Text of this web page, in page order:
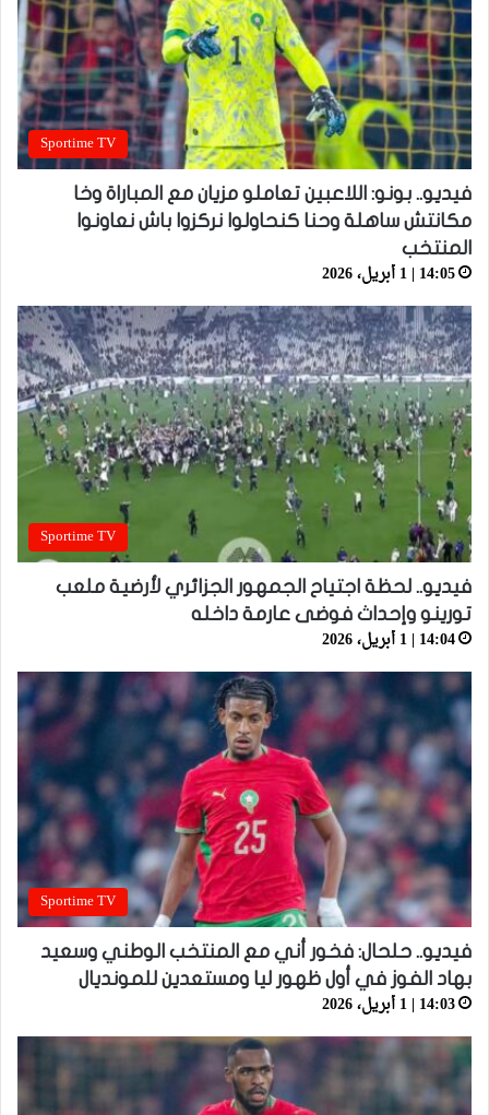
Sportime TV
فيديو.. بونو: اللاعبين تعاملو مزيان مع المباراة وخا
مكانتش ساهلة وحنا كنحاولوا نركزوا باش نعاونوا
المنتخب
14:05 | 1 أبريل، 2026
Sportime TV
فيديو.. لحظة اجتياح الجمهور الجزائري لأرضية ملعب
تورينو وإحداث فوضى عارمة داخله
14:04 | 1 أبريل، 2026
Sportime TV
فيديو.. حلحال: فخور أني مع المنتخب الوطني وسعيد
بهاد الفوز في أول ظهور ليا ومستعدين للمونديال
14:03 | 1 أبريل، 2026